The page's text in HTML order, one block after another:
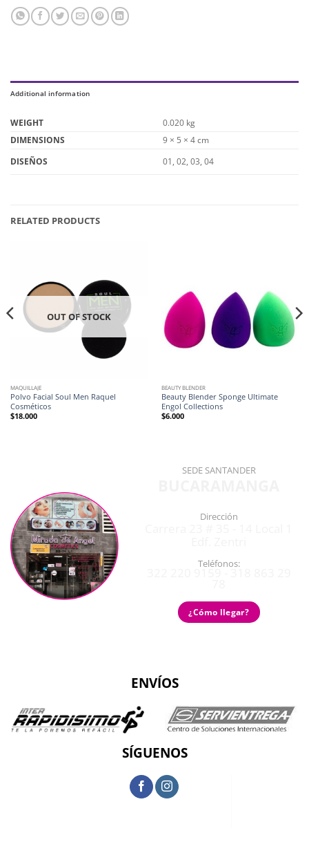
Additional information
WEIGHT
0.020 kg
DIMENSIONS
9 × 5 × 4 cm
DISEÑOS 01, 02, 03, 04
RELATED PRODUCTS
OUT OF STOCK
MAQUILLAJE
Polvo Facial Soul Men Raquel
Cosméticos
$18.000
BEAUTY BLENDER
Beauty Blender Sponge Ultimate
Engol Collections
$6.000
SEDE SANTANDER
Dirección
Teléfonos:
¿Cómo llegar?
ENVÍOS
SÍGUENOS